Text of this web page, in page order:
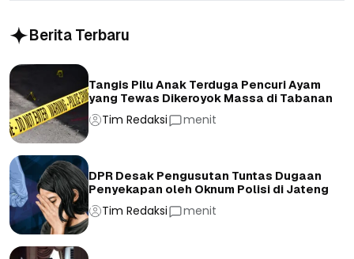
Berita Terbaru
Tangis Pilu Anak Terduga Pencuri Ayam
yang Tewas Dikeroyok Massa di Tabanan
Tim Redaksi menit
DPR Desak Pengusutan Tuntas Dugaan
Penyekapan oleh Oknum Polisi di Jateng
Tim Redaksi menit